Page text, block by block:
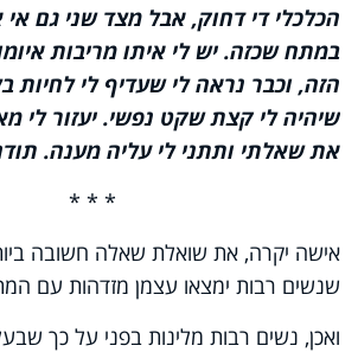
הכלכלי די דחוק, אבל מצד שני גם
במתח שכזה. יש לי איתו מריבות
הזה, וכבר נראה לי שעדיף לי לחיות
שיהיה לי קצת שקט נפשי. יעזור לי
את שאלתי ותתני לי עליה מענה.
* * *
אישה יקרה, את שואלת שאלה חשובה
שנשים רבות ימצאו עצמן מזדהות עם
ואכן, נשים רבות מלינות בפני על כך